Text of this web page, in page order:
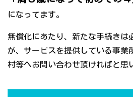
になってます。
無償化にあたり、新たな手続きは
が、サービスを提供している事業
村等へお問い合わせ頂ければと思